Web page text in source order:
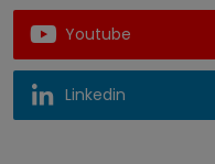
Youtube
Linkedin